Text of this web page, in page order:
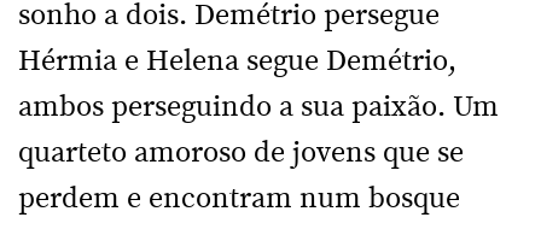
sonho a dois. Demétrio persegue
Hérmia e Helena segue Demétrio,
ambos perseguindo a sua paixão. Um
quarteto amoroso de jovens que se
perdem e encontram num bosque